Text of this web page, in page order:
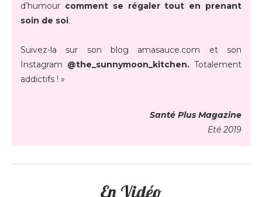
d’humour comment se régaler tout en prenant
soin de soi.
Suivez-la sur son blog amasauce.com et son
Instagram @the_sunnymoon_kitchen. Totalement
addictifs ! »
Santé Plus Magazine
Eté 2019
En Vidéo